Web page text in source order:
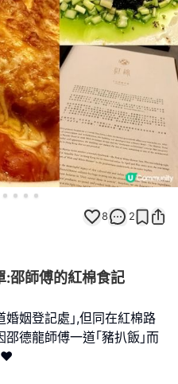
8 2
:邵師傅的紅棉食記
姻登記處｣,但同在紅棉路
德龍師傅一道｢豬扒飯｣而
❤️